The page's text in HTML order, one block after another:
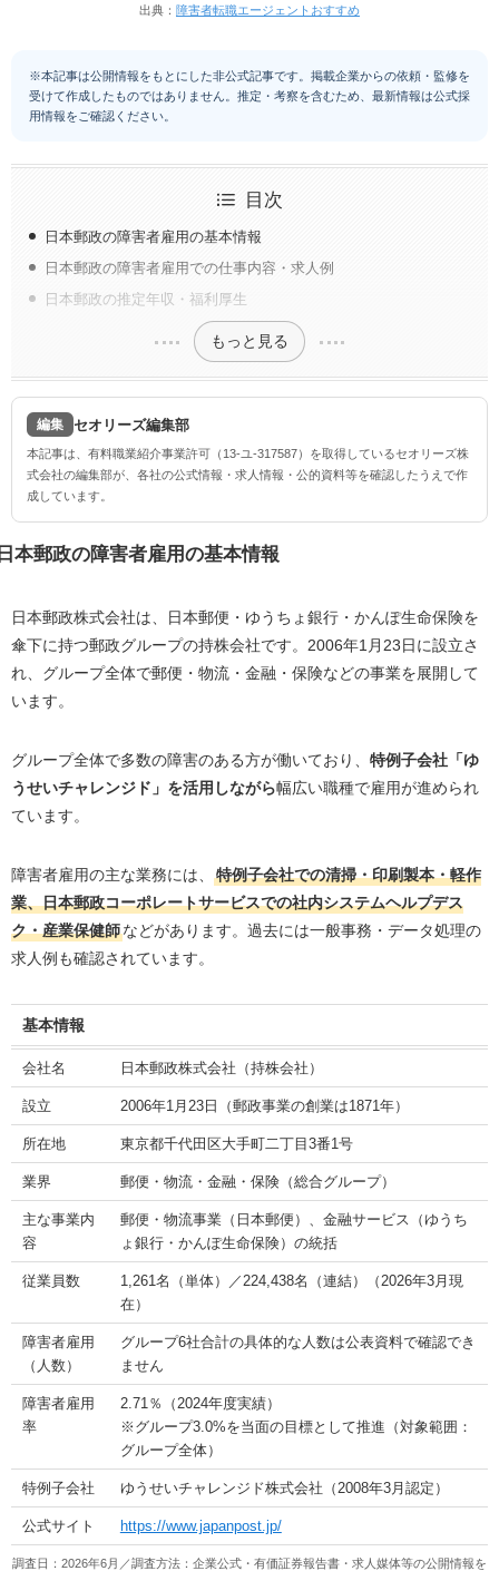
出典： 障害者転職エージェントおすすめ
※本記事は公開情報をもとにした非公式記事です。掲載企業からの依頼・監修を
受けて作成したものではありません。推定・考察を含むため、最新情報は公式採
用情報をご確認ください。
目次
日本郵政の障害者雇用の基本情報
日本郵政の障害者雇用での仕事内容・求人例
日本郵政の推定年収・福利厚生
もっと見る
編集 セオリーズ編集部
本記事は、有料職業紹介事業許可（13-ユ-317587）を取得しているセオリーズ株
式会社の編集部が、各社の公式情報・求人情報・公的資料等を確認したうえで作
成しています。
本郵政の障害者雇用の基本情報
日本郵政株式会社は、日本郵便・ゆうちょ銀行・かんぽ生命保険を
傘下に持つ郵政グループの持株会社です。2006年1月23日に設立さ
れ、グループ全体で郵便・物流・金融・保険などの事業を展開して
います。
グループ全体で多数の障害のある方が働いており、 特例子会社「ゆ
うせいチャレンジド」を活用しながら幅広い職種で雇用が進められ
ています。
障害者雇用の主な業務には、
特例子会社での清掃・印刷製本・軽作
業、日本郵政コーポレートサービスでの社内システムヘルプデス
ク・産業保健師などがあります。過去には一般事務・データ処理の
求人例も確認されています。
基本情報
会社名 日本郵政株式会社（持株会社）
設立 2006年1月23日（郵政事業の創業は1871年）
所在地 東京都千代田区大手町二丁目3番1号
業界 郵便・物流・金融・保険（総合グループ）
主な事業内
容
郵便・物流事業（日本郵便）、金融サービス（ゆうち
ょ銀行・かんぽ生命保険）の統括
従業員数
1,261名（単体）／224,438名（連結）（2026年3月現
在）
障害者雇用
（人数）
グループ6社合計の具体的な人数は公表資料で確認でき
ません
障害者雇用
率
2.71％（2024年度実績）
※グループ3.0%を当面の目標として推進（対象範囲：
グループ全体）
特例子会社 ゆうせいチャレンジド株式会社（2008年3月認定）
公式サイト https://www.japanpost.jp/
調査日：2026年6月／調査方法：企業公式・有価証券報告書・求人媒体等の公開情報を